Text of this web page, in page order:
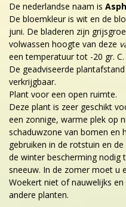
De nederlandse naam is
De bloemkleur is wit en de
juni. De bladeren zijn
volwassen hoogte van deze
een temperatuur tot -20 gr.
De geadviseerde
verkrijgbaar.
Plant voor een open ruimte.
Deze plant is zeer geschikt
een zonnige, warme plek op
schaduwzone van bomen en
gebruiken in de rotstuin en
de winter bescherming nodig
sneeuw. In de zomer moet u
Woekert niet of nauwelijks
andere planten.